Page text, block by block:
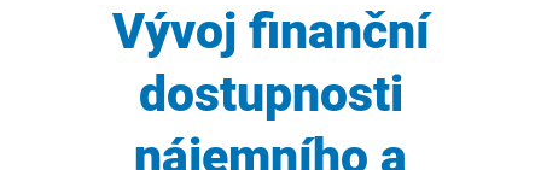
Vývoj finanční
dostupnosti
nájemního a